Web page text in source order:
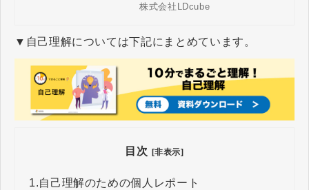
かどうかを確認するために行うワ
る内容をできる限り専門用語を使
株式会社LDcube
▼自己理解については下記にまとめています。
目次 [非表示]
1.自己理解のための個人レポート